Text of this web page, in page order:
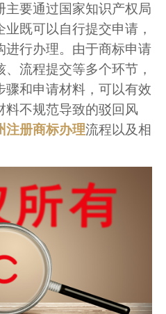
主要通过国家知识产权局
既可以自行提交申请，
进行办理。由于商标申请
流程提交等多个环节，
骤和申请材料，可以有效
料不规范导致的驳回风
注册商标办理流程以及相